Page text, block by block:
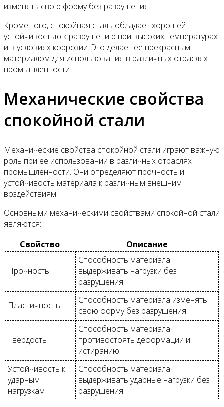
изменять свою форму без разрушения.
Кроме того, спокойная сталь обладает хорошей
устойчивостью к разрушению при высоких температурах
и в условиях коррозии. Это делает ее прекрасным
материалом для использования в различных отраслях
промышленности.
Механические свойства
спокойной стали
Механические свойства спокойной стали играют важную
роль при ее использовании в различных отраслях
промышленности. Они определяют прочность и
устойчивость материала к различным внешним
воздействиям.
Основными механическими свойствами спокойной стали
являются:
Свойство
Описание
Прочность
Способность материала
выдерживать нагрузки без
разрушения.
Пластичность
Способность материала изменять
свою форму без разрушения.
Твердость
Способность материала
противостоять деформации и
истиранию.
Устойчивость к
ударным
нагрузкам
Способность материала
выдерживать ударные нагрузки без
разрушения.